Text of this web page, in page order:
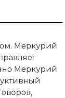
Меркурий
Меркурий